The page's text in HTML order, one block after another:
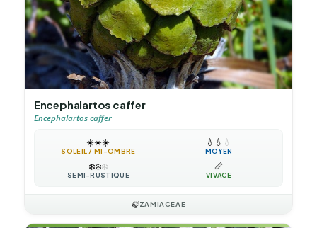
Encephalartos caffer
Encephalartos caffer
☀️☀️☀️
SOLEIL / MI-OMBRE
💧 💧 💧
MOYEN
❄️❄️❄️
SEMI-RUSTIQUE
📏
VIVACE
🍃ZAMIACEAE